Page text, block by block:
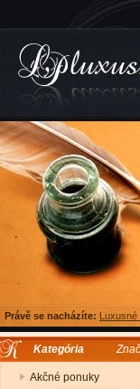
Právě se nacházíte: Luxusné
Kategória
Akčné ponuky